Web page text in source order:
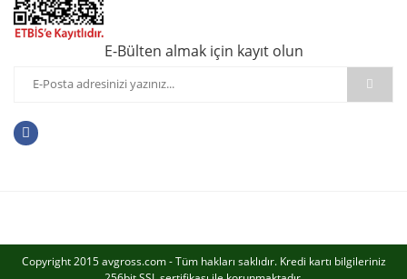
E-Bülten almak için kayıt olun
Copyright 2015 avgross.com - Tüm hakları saklıdır. Kredi kartı bilgileriniz